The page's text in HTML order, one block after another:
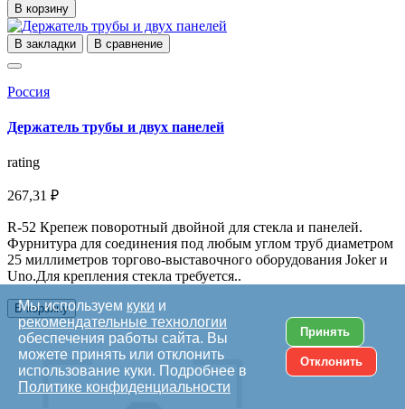
В корзину
В закладки В сравнение
Россия
Держатель трубы и двух панелей
rating
267,31 ₽
R-52 Крепеж поворотный двойной для стекла и панелей.
Фурнитура для соединения под любым углом труб диаметром
25 миллиметров торгово-выставочного оборудования Joker и
Uno.Для крепления стекла требуется..
В корзину
Мы используем куки и
рекомендательные технологии
обеспечения работы сайта. Вы
можете принять или отклонить
использование куки. Подробнее в
Политике конфиденциальности
Принять
Отклонить